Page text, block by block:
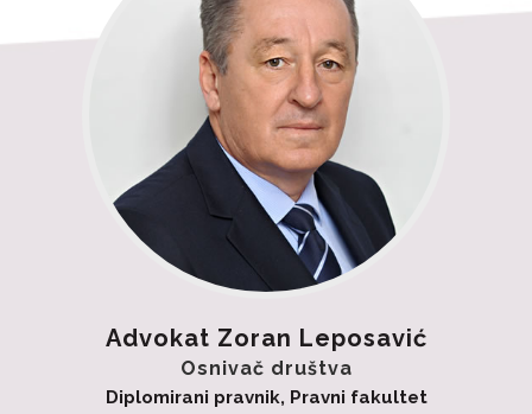
Advokat Zoran Leposavić
Osnivač društva
Diplomirani pravnik, Pravni fakultet